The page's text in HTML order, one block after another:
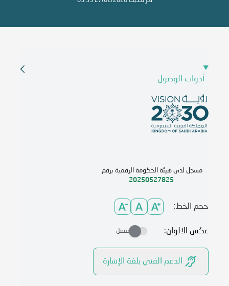
أدوات الوصول
مسجل لدى هيئة الحكومة الرقمية برقم:
20250527825
حجم الخط:
عكس الالوان: مفعل
الدعم الفني بلغة الإشارة